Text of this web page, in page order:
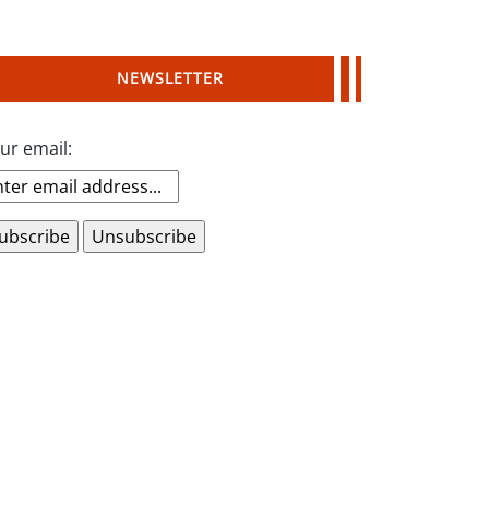
NEWSLETTER
email: